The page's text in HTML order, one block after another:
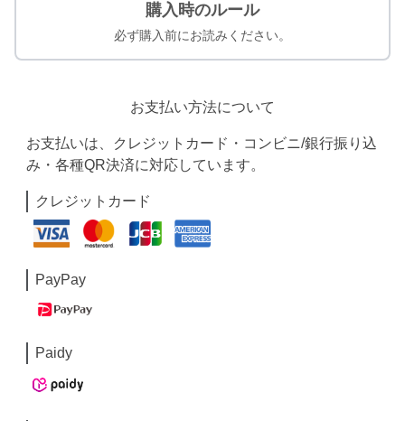
購入時のルール
必ず購入前にお読みください。
お支払い方法について
お支払いは、クレジットカード・コンビニ/銀行振り込
み・各種QR決済に対応しています。
クレジットカード
PayPay
Paidy